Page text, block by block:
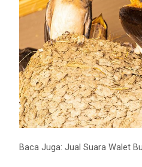
Baca Juga:Jual Suara Walet